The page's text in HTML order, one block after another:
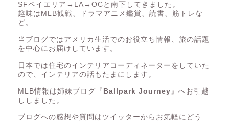
SFベイエリア→LA→OCと南下してきました。
趣味はMLB観戦、ドラマアニメ鑑賞、読書、筋トレな
ど。
当ブログではアメリカ生活でのお役立ち情報、旅の話題
を中心にお届けしています。
日本では住宅のインテリアコーディネーターをしていた
ので、インテリアの話もたまにします。
MLB情報は姉妹ブログ『 Ballpark Journey 』へお引越
ししました。
ブログへの感想や質問はツイッターからお気軽にどう